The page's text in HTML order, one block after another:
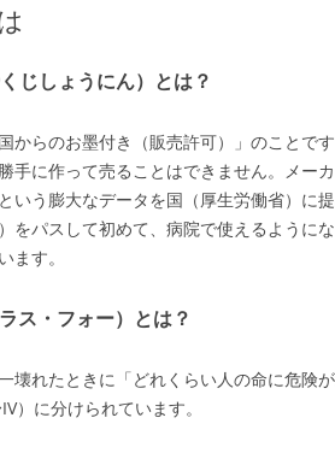
じしょうにん）とは？
からのお墨付き（販売許可）」のことで
手に作って売ることはできません。メー
いう膨大なデータを国（厚生労働省）に
をパスして初めて、病院で使えるように
ます。
ス・フォー）とは？
壊れたときに「どれくらい人の命に危険
）に分けられています。